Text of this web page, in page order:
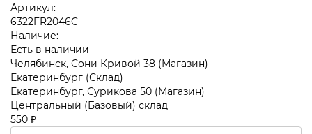
Артикул:
6322FR2046C
Наличие:
Есть в наличии
Челябинск, Сони Кривой 38 (Магазин)
Екатеринбург (Склад)
Екатеринбург, Сурикова 50 (Магазин)
Центральный (Базовый) склад
550 ₽